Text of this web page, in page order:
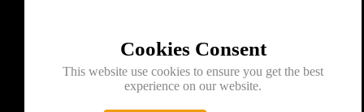
Cookies Consent
This website use cookies to ensure you get the best
experience on our website.
Kontakt